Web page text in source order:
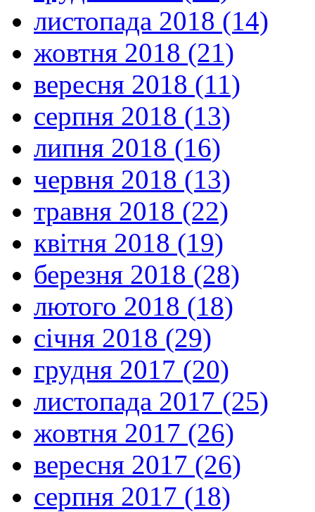
листопада 2018 (14)
жовтня 2018 (21)
вересня 2018 (11)
серпня 2018 (13)
липня 2018 (16)
червня 2018 (13)
травня 2018 (22)
квітня 2018 (19)
березня 2018 (28)
лютого 2018 (18)
січня 2018 (29)
грудня 2017 (20)
листопада 2017 (25)
жовтня 2017 (26)
вересня 2017 (26)
серпня 2017 (18)